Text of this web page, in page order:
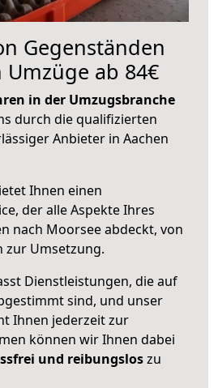
Gegenständen
ab 84€
in der Umzugsbranche
durch die qualifizierten
Anbieter in Aachen
Ihnen einen
der alle Aspekte Ihres
nach Moorsee abdeckt, von
zur Umsetzung.
Dienstleistungen, die auf
sind, und unser
Ihnen jederzeit zur
können wir Ihnen dabei
und reibungsloszu